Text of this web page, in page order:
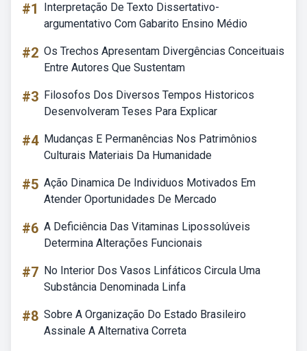
#1
Interpretação De Texto Dissertativo-
argumentativo Com Gabarito Ensino Médio
#2 Os Trechos Apresentam Divergências Conceituais
Entre Autores Que Sustentam
#3 Filosofos Dos Diversos Tempos Historicos
Desenvolveram Teses Para Explicar
#4 Mudanças E Permanências Nos Patrimônios
Culturais Materiais Da Humanidade
#5 Ação Dinamica De Individuos Motivados Em
Atender Oportunidades De Mercado
#6 A Deficiência Das Vitaminas Lipossolúveis
Determina Alterações Funcionais
#7 No Interior Dos Vasos Linfáticos Circula Uma
Substância Denominada Linfa
#8 Sobre A Organização Do Estado Brasileiro
Assinale A Alternativa Correta